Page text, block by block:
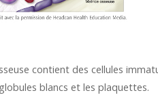
contient des cellules
blancs et les plaquettes.